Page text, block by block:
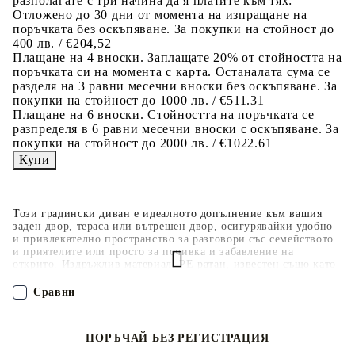
Този градински диван е идеалното допълнение към вашия
заден двор, тераса или вътрешен двор, осигурявайки удобно
и привлекателно пространство за разговори със семейството
и приятелите или просто за почивка и забавление на
открито. Издръжлив материал: PE ратан, известен също като
поддръжка, който прилича на естествен ратан. Той е лек,
лесен за почистване и често се използва за външни мебели
плътно подплатени възглавници, предлага удобство при
Отложено до 30 дни от момента на изпращане на
поръчката без оскъпяване. За покупки на стойност до
400 лв. / €204,52
Плащане на 4 вноски. Заплащате 20% от стойността на
поръчката си на момента с карта. Останалата сума се
разделя на 3 равни месечни вноски без оскъпяване. За
покупки на стойност до 1000 лв. / €511.31
Плащане на 6 вноски. Стойността на поръчката се
разпределя в 6 равни месечни вноски с оскъпяване. За
покупки на стойност до 2000 лв. / €1022.61
ПОРЪЧАЙ БЕЗ РЕГИСТРАЦИЯ
Сравни